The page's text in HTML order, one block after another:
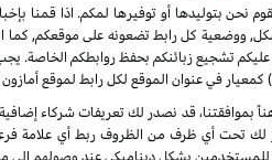
نحن بتوليدها أو توفيرها لمكم. اذا قمنا
كل رابط تضعونه على موقعكم, كما
عليكم تشجيع زبائنكم بحفظ روابطكم
كمعيار في عنوان الموقع لكل رابط لموقع
لك تحت أي ظرف من الظروف ربط أي علامة